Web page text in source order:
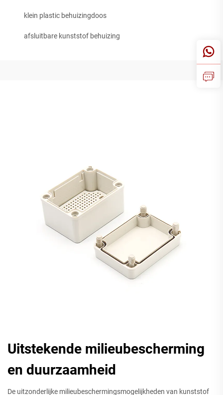
klein plastic behuizingdoos
afsluitbare kunststof behuizing
Uitstekende milieubescherming
en duurzaamheid
De uitzonderlijke milieubeschermingsmogelijkheden van kunststof